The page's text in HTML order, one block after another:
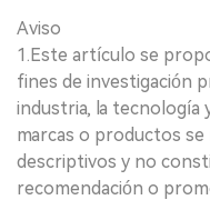
Aviso
1.Este artículo se
fines de investigación
industria, la tecnología
marcas o productos
descriptivos y no
recomendación o